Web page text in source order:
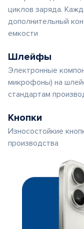
циклов заряда.
дополнительный
емкости
Шлейфы
Электронные
микрофоны) на
стандартам
Кнопки
Износостойкие
производства